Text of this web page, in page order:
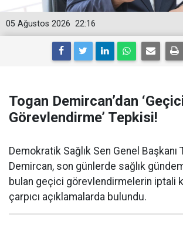
22:16
05 Ağustos 2026
Togan Demircan’dan
Görevlendirme’ Tepkisi!
Demokratik Sağlık Sen Genel Başkanı
Demircan, son günlerde sağlık
bulan geçici görevlendirmelerin iptali
çarpıcı açıklamalarda bulundu.